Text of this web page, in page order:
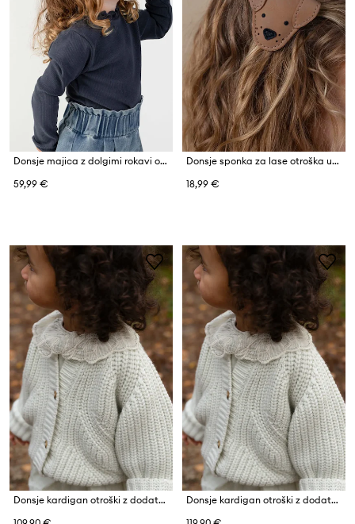
Donsje majica z dolgimi rokavi otroška bombažna z elastanom Wonsy Shirt
59,99 €
Donsje sponka za lase otroška usnjena Josy Classic Hairclip Dog
18,99 €
Donsje kardigan otroški z dodatkom volne Rikkie Cardigan
Donsje kardigan otroški z dodatkom volne Rikkie Cardigan